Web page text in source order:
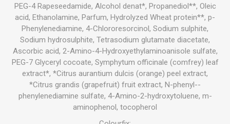
PEG-4 Rapeseedamide, Alcohol denat*, Propanediol**, Oleic
acid, Ethanolamine, Parfum, Hydrolyzed Wheat protein**, p-
Phenylenediamine, 4-Chlororesorcinol, Sodium sulphite,
Sodium hydrosulphite, Tetrasodium glutamate diacetate,
Ascorbic acid, 2-Amino-4-Hydroxyethylaminoanisole sulfate,
PEG-7 Glyceryl cocoate, Symphytum officinale (comfrey) leaf
extract*, *Citrus aurantium dulcis (orange) peel extract,
*Citrus grandis (grapefruit) fruit extract, N-phenyl--
phenylenediamine sulfate, 4-Amino-2-hydroxytoluene, m-
aminophenol, tocopherol